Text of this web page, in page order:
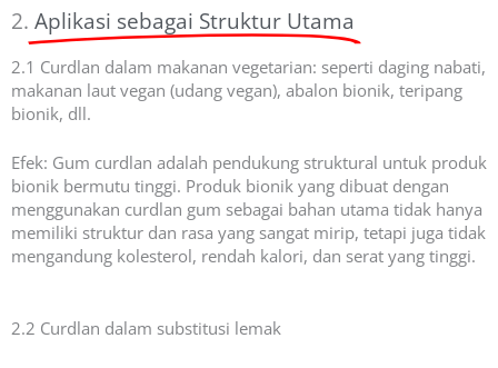
2. Aplikasi sebagai Struktur Utama
2.1 Curdlan dalam makanan vegetarian: seperti daging nabati,
makanan laut vegan (udang vegan), abalon bionik, teripang
bionik, dll.
Efek: Gum curdlan adalah pendukung struktural untuk produk
bionik bermutu tinggi. Produk bionik yang dibuat dengan
menggunakan curdlan gum sebagai bahan utama tidak hanya
memiliki struktur dan rasa yang sangat mirip, tetapi juga tidak
mengandung kolesterol, rendah kalori, dan serat yang tinggi.
2.2 Curdlan dalam substitusi lemak